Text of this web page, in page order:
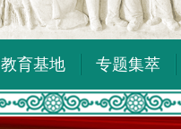
教育基地 专题集萃